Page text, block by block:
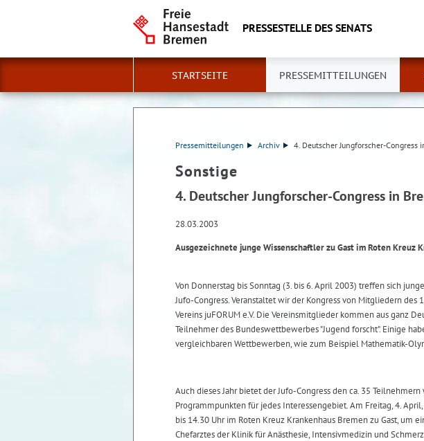
PRESSESTELLE DES SENATS
STARTSEITE PRESSEMITTEILUNGEN
Pressemitteilungen Archiv 4. Deutscher Jungforscher-Congress
Sonstige
4. Deutscher Jungforscher-Congress in
28.03.2003
Ausgezeichnete junge Wissenschaftler zu Gast im Roten Kreuz
Von Donnerstag bis Sonntag (3. bis 6. April 2003) treffen sich
Jufo-Congress. Veranstaltet wir der Kongress von Mitgliedern
Vereins juFORUM e.V. Die Vereinsmitglieder kommen aus ganz
Teilnehmer des Bundeswettbewerbes "Jugend forscht". Einige
vergleichbaren Wettbewerben, wie zum Beispiel Mathematik-
Auch dieses Jahr bietet der Jufo-Congress den ca. 35
Programmpunkten für jedes Interessengebiet. Am Freitag, 4.
bis 14.30 Uhr im Roten Kreuz Krankenhaus Bremen zu Gast, um
Chefarztes der Klinik für Anästhesie, Intensivmedizin und